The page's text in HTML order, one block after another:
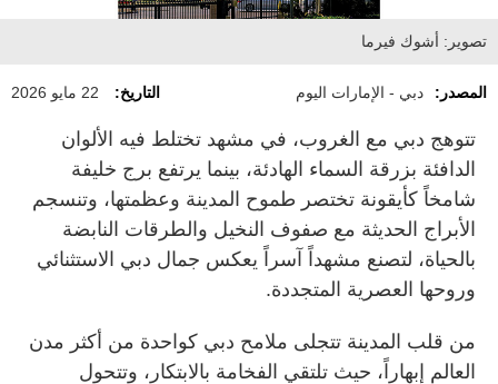
تصوير: أشوك فيرما
المصدر: دبي - الإمارات اليوم التاريخ: 22 مايو 2026
تتوهج دبي مع الغروب، في مشهد تختلط فيه الألوان
الدافئة بزرقة السماء الهادئة، بينما يرتفع برج خليفة
شامخاً كأيقونة تختصر طموح المدينة وعظمتها، وتنسجم
الأبراج الحديثة مع صفوف النخيل والطرقات النابضة
بالحياة، لتصنع مشهداً آسراً يعكس جمال دبي الاستثنائي
وروحها العصرية المتجددة.
من قلب المدينة تتجلى ملامح دبي كواحدة من أكثر مدن
العالم إبهاراً، حيث تلتقي الفخامة بالابتكار، وتتحول